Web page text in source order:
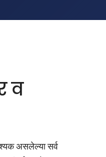
व
असलेल्या सर्व